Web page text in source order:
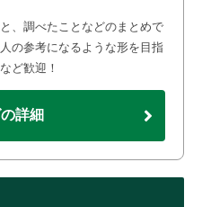
、調べたことなどのまとめで
の参考になるような形を目指
ど歓迎！
詳細